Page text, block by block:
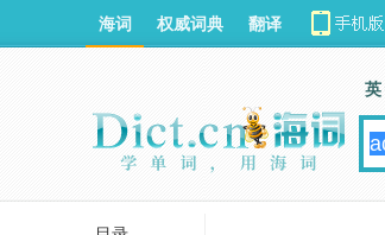
海词 权威词典 翻译